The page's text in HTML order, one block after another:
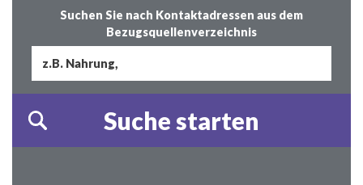
Suchen Sie nach Kontaktadressen aus dem
Bezugsquellenverzeichnis